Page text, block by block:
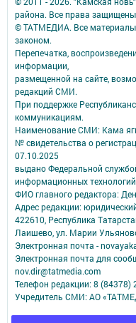
района. Все права
© ТАТМЕДИА. Все
законом.
Перепечатка,
информации,
размещенной на сайте,
редакций СМИ.
При поддержке
коммуникациям.
Наименование СМИ: Кама
№ свидетельства о
07.10.2025
выдано Федеральной
информационных
ФИО главного редактора:
Адрес редакции:
422610, Республика
Лаишево, ул. Марии
Электронная почта -
Электронная почта для
nov.dir@tatmedia.com
Телефон редакции: 8 (84378)
Учредитель СМИ: АО